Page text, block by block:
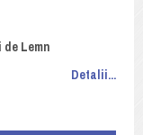
Lemn
Detalii...